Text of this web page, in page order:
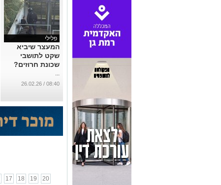
פלילי
המעצר שיביא
שקט לתושבי
שכונת חרוזים?
...
08:40 / 26.02.26
17 18 19
20